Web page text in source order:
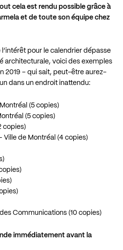
cela est rendu possible grâce à
et de toute son équipe chez
pour le calendrier dépasse
architecturale, voici des exemples
2019 – qui sait, peut-être aurez-
dans un endroit inattendu:
(5 copies)
(5 copies)
copies)
Ville de Montréal (4 copies)
Communications (10 copies)
immédiatement avant la